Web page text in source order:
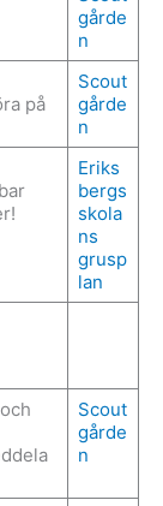
gårde
n
på
Scout
gårde
n
Eriks
bergs
skola
ns
grusp
lan
Scout
gårde
n